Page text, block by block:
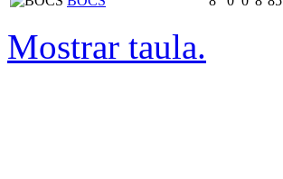
Mostrar taula.